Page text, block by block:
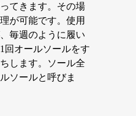
てきます。その場
が可能です。使用
毎週のように履い
回オールソールをす
します。ソール全
ソールと呼びま